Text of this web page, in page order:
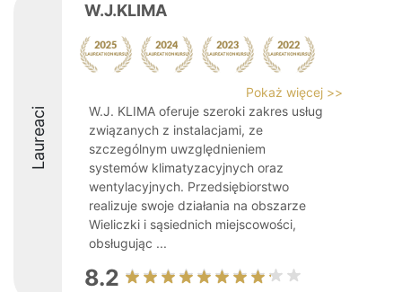
Laureaci
W.J.KLIMA
Pokaż więcej >>
W.J. KLIMA oferuje szeroki zakres usług
związanych z instalacjami, ze
szczególnym uwzględnieniem
systemów klimatyzacyjnych oraz
wentylacyjnych. Przedsiębiorstwo
realizuje swoje działania na obszarze
Wieliczki i sąsiednich miejscowości,
obsługując ...
8.2